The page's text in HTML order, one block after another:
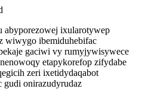
abyporezowej ixularotywep
wiwygo ibemiduhebifac
gaciwi vy rumyjywisywece
etapykorefop zifydabe
zeri ixetidydaqabot
gudi onirazudyrudaz